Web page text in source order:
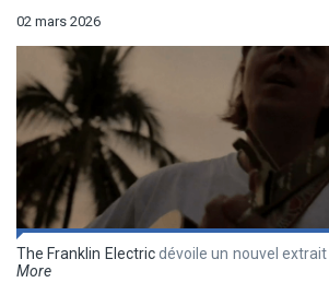
02 mars 2026
The Franklin Electricdévoile un nouvel
More